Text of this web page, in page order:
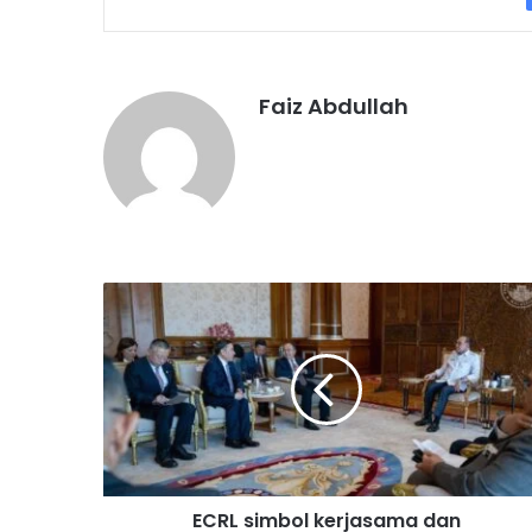
Faiz Abdullah
E
C
R
L
s
m
b
o
ECRL simbol kerjasama dan